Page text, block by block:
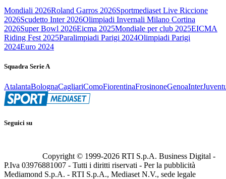
Mondiali 2026Roland Garros 2026Sportmediaset Live Riccione
2026Scudetto Inter 2026Olimpiadi Invernali Milano Cortina
2026Super Bowl 2026Eicma 2025Mondiale per club 2025EICMA
Riding Fest 2025Paralimpiadi Parigi 2024Olimpiadi Parigi
2024Euro 2024
Squadra Serie A
AtalantaBolognaCagliariComoFiorentinaFrosinoneGenoaInter
Seguici su
Copyright © 1999-2026 RTI S.p.A. Business Digital -
P.Iva 03976881007 - Tutti i diritti riservati - Per la pubblicità
Mediamond S.p.A. - RTI S.p.A., Mediaset N.V., sede legale